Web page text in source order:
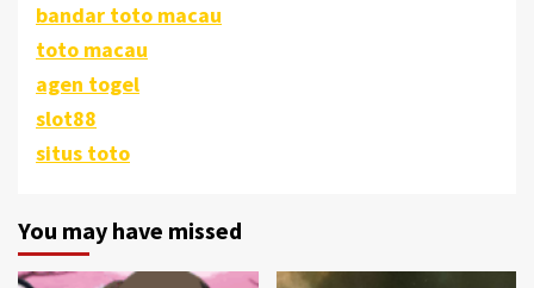
bandar toto macau
toto macau
agen togel
slot88
situs toto
You may have missed